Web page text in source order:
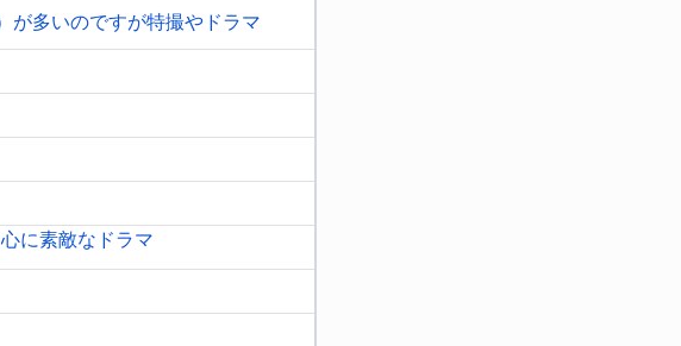
が多いのですが特撮やドラマ
に素敵なドラマ